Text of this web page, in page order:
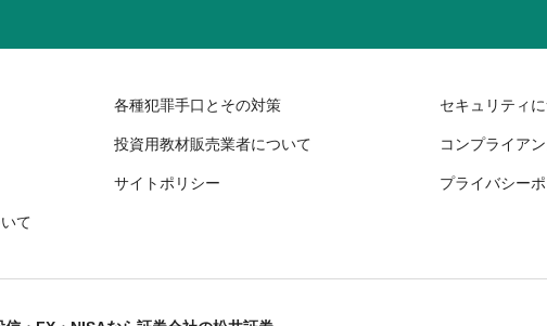
各種犯罪手口とその対策 セキュリティ
投資用教材販売業者について コンプライア
サイトポリシー プライバシー
て